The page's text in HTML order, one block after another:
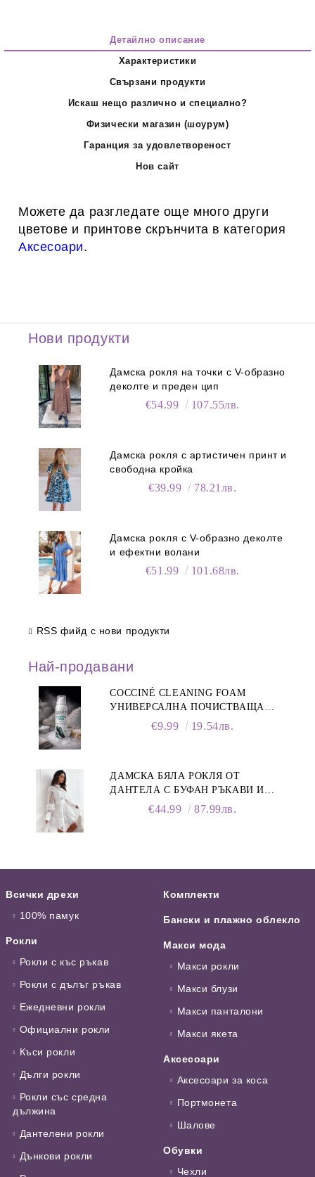
Детайлно описание
Характеристики
Свързани продукти
Искаш нещо различно и специално?
Физически магазин (шоурум)
Гаранция за удовлетвореност
Нов сайт
Можете да разгледате още много други
цветове и принтове скрънчита в категория
Аксесоари.
Нови продукти
Дамска рокля на точки с V-образно
деколте и преден цип
€54.99 107.55лв.
Дамска рокля с артистичен принт и
свободна кройка
€39.99 78.21лв.
Дамска рокля с V-образно деколте
и ефектни волани
€51.99 101.68лв.
RSS фийд с нови продукти
Най-продавани
COCCINÉ CLEANING FOAM
УНИВЕРСАЛНА ПОЧИСТВАЩА
ПЯНА ЗА ОБУВКИ, 150 МЛ
€9.99 19.54лв.
ДАМСКА БЯЛА РОКЛЯ ОТ
ДАНТЕЛА С БУФАН РЪКАВИ И
€44.99 87.99лв.
Всички дрехи
100% памук
Рокли
Рокли с къс ръкав
Рокли с дълъг ръкав
Ежедневни рокли
Официални рокли
Къси рокли
Дълги рокли
Рокли със средна
дължина
Дантелени рокли
Дънкови рокли
Комплекти
Бански и плажно облекло
Макси мода
Макси рокли
Макси блузи
Макси панталони
Макси якета
Аксесоари
Аксесоари за коса
Портмонета
Шалове
Обувки
Чехли